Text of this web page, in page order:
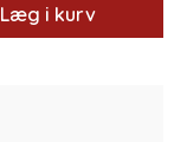
Læg i kurv